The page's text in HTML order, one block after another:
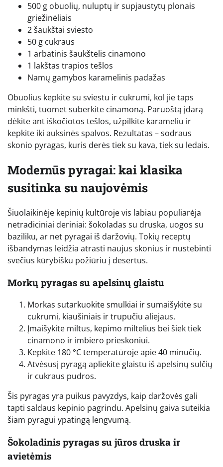
500 g obuolių, nuluptų ir supjaustytų plonais
griežinėliais
2 šaukštai sviesto
50 g cukraus
1 arbatinis šaukštelis cinamono
1 lakštas trapios tešlos
Namų gamybos karamelinis padažas
Obuolius kepkite su sviestu ir cukrumi, kol jie taps
minkšti, tuomet suberkite cinamoną. Paruoštą įdarą
dėkite ant iškočiotos tešlos, užpilkite karameliu ir
kepkite iki auksinės spalvos. Rezultatas – sodraus
skonio pyragas, kuris derės tiek su kava, tiek su ledais.
Modernūs pyragai: kai klasika
susitinka su naujovėmis
Šiuolaikinėje kepinių kultūroje vis labiau populiarėja
netradiciniai deriniai: šokoladas su druska, uogos su
baziliku, ar net pyragai iš daržovių. Tokių receptų
išbandymas leidžia atrasti naujus skonius ir nustebinti
svečius kūrybišku požiūriu į desertus.
Morkų pyragas su apelsinų glaistu
Morkas sutarkuokite smulkiai ir sumaišykite su
cukrumi, kiaušiniais ir trupučiu aliejaus.
Įmaišykite miltus, kepimo miltelius bei šiek tiek
cinamono ir imbiero prieskoniui.
Kepkite 180 °C temperatūroje apie 40 minučių.
Atvėsusį pyragą apliekite glaistu iš apelsinų sulčių
ir cukraus pudros.
Šis pyragas yra puikus pavyzdys, kaip daržovės gali
tapti saldaus kepinio pagrindu. Apelsinų gaiva suteikia
šiam pyragui ypatingą lengvumą.
Šokoladinis pyragas su jūros druska ir
avietėmis